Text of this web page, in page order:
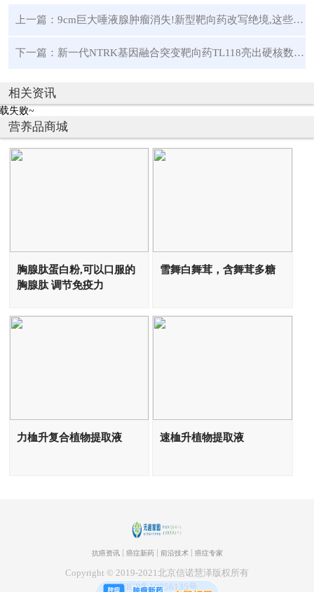
上一篇： 9cm巨大唾液腺肿瘤消失!新型靶向药改写绝境,这些患者可申请免费用药
下一篇： 新一代NTRK基因融合突变靶向药TL118亮出硬核数据，临床试验正在招募中
相关资讯
失败~
营养品商城
胸腺肽蛋白粉,可以口服的
胸腺肽 调节免疫力
雪舞白舞茸，含舞茸多糖
力桖升复合植物提取液 速桖升植物提取液
抗癌资讯 癌症新药 前沿技术 癌症专家
Copyright © 2019-2021北京信诺慧泽版权所有
京ICP备19056135号